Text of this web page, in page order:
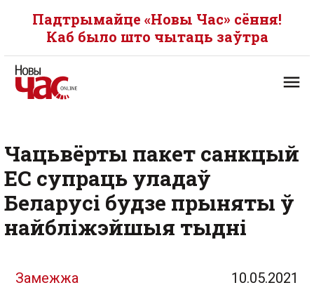
Падтрымайце «Новы Час» сёння!
Каб было што чытаць заўтра
Чацьвёрты пакет санкцый
ЕС супраць уладаў
Беларусі будзе прыняты ў
найбліжэйшыя тыдні
Замежжа 10.05.2021